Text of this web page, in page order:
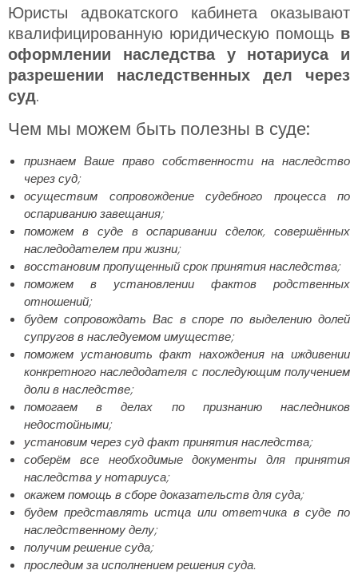
Юристы адвокатского кабинета оказывают
квалифицированную юридическую помощь в
оформлении наследства у нотариуса и
разрешении наследственных дел через
суд.
Чем мы можем быть полезны в суде:
признаем Ваше право собственности на наследство
через суд;
осуществим сопровождение судебного процесса по
оспариванию завещания;
поможем в суде в оспаривании сделок, совершённых
наследодателем при жизни;
восстановим пропущенный срок принятия наследства;
поможем в установлении фактов родственных
отношений;
будем сопровождать Вас в споре по выделению долей
супругов в наследуемом имуществе;
поможем установить факт нахождения на иждивении
конкретного наследодателя с последующим получением
доли в наследстве;
помогаем в делах по признанию наследников
недостойными;
установим через суд факт принятия наследства;
соберём все необходимые документы для принятия
наследства у нотариуса;
окажем помощь в сборе доказательств для суда;
будем представлять истца или ответчика в суде по
наследственному делу;
получим решение суда;
проследим за исполнением решения суда.